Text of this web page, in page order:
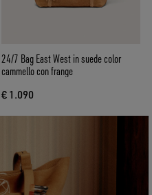
24/7 Bag East West in suede color
cammello con frange
€ 1.090